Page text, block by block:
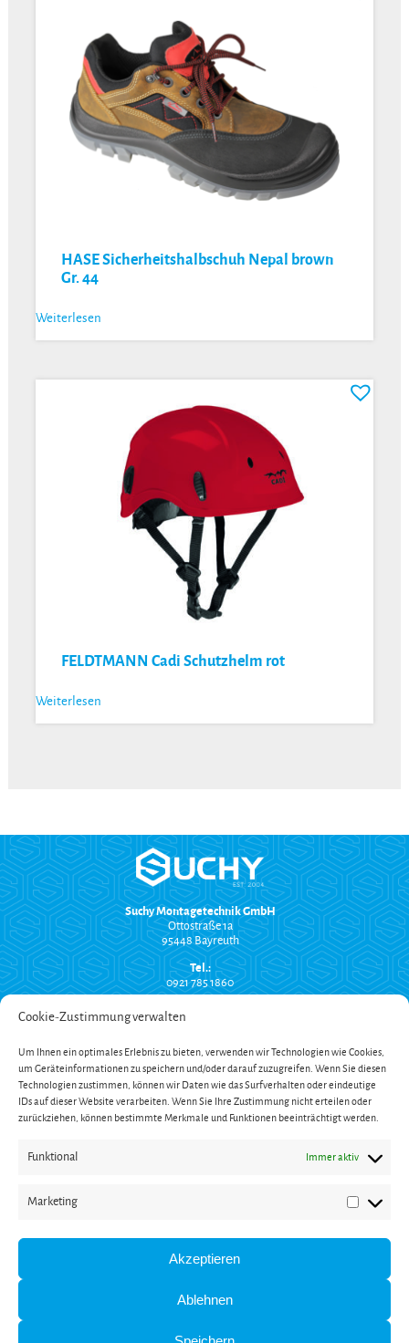
Cookie-Zustimmung verwalten
Um Ihnen ein optimales Erlebnis zu bieten, verwenden wir Technologien wie Cookies,
um Geräteinformationen zu speichern und/oder darauf zuzugreifen. Wenn Sie diesen
Technologien zustimmen, können wir Daten wie das Surfverhalten oder eindeutige
IDs auf dieser Website verarbeiten. Wenn Sie Ihre Zustimmung nicht erteilen oder
zurückziehen, können bestimmte Merkmale und Funktionen beeinträchtigt werden.
Funktional Immer aktiv
Marketing
Akzeptieren
Ablehnen
HASE Sicherheitshalbschuh Nepal brown
Gr. 44
Weiterlesen
FELDTMANN Cadi Schutzhelm rot
Weiterlesen
Suchy Montagetechnik GmbH
Ottostraße 1a
95448 Bayreuth
Tel.:
0921 785 1860
info@suchy-montagetechnik.de
Versand und Zahlung
AGB
Widerrufsbelehrung
Impressum
Datenschutzerklärung